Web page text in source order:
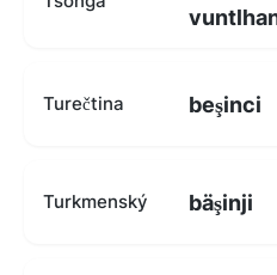
Turečtina beşinci
Turkmenský bäşinji